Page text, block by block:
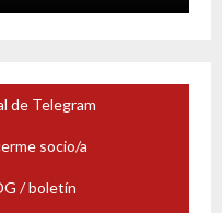
de Telegram
socio/a
/ boletín